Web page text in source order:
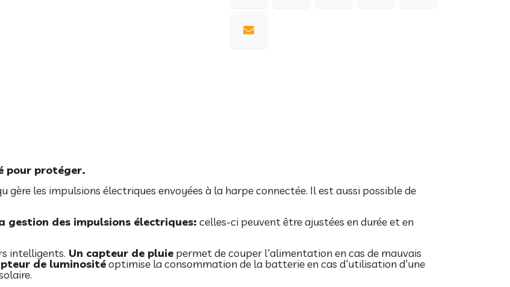
pour protéger.
gère les impulsions électriques envoyées à la harpe connectée. Il est aussi possible de
gestion des impulsions électriques: celles-ci peuvent être ajustées en durée et en
intelligents. Un capteur de pluie permet de couper l'alimentation en cas de mauvais
de luminositéoptimise la consommation de la batterie en cas d'utilisation d'une